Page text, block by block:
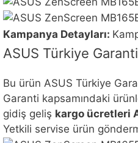
Kampanya Detayları:
ASUS Türkiye
Bu ürün ASUS Türkiye
Garanti kapsamındaki
gidiş geliş kargo ücretleri
Yetkili servise ürün